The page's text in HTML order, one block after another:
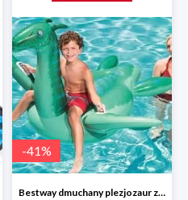
-41%
Bestway dmuchany plezjozaur z uchwytami -40%